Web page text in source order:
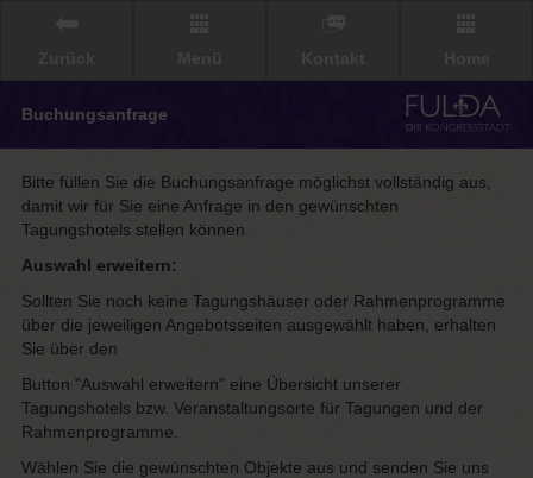
Buchungsanfrage
Bitte füllen Sie die Buchungsanfrage möglichst vollständig aus,
damit wir für Sie eine Anfrage in den gewünschten
Tagungshotels stellen können.
Auswahl erweitern:
Sollten Sie noch keine Tagungshäuser oder Rahmenprogramme
über die jeweiligen Angebotsseiten ausgewählt haben, erhalten
Sie über den
Button "Auswahl erweitern" eine Übersicht unserer
Tagungshotels bzw. Veranstaltungsorte für Tagungen und der
Rahmenprogramme.
Wählen Sie die gewünschten Objekte aus und senden Sie uns